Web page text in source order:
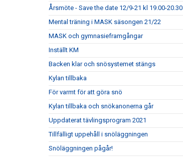
Årsmöte - Save the date 12/9-21 kl 19.00-20.30
Mental träning i MASK säsongen 21/22
MASK och gymnasieframgångar
Inställt KM
Backen klar och snösystemet stängs
Kylan tillbaka
För varmt för att göra snö
Kylan tillbaka och snökanonerna går
Uppdaterat tävlingsprogram 2021
Tillfälligt uppehåll i snöläggningen
Snöläggningen pågår!